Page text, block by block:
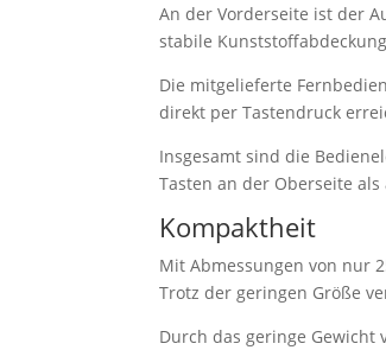
An der Vorderseite ist der
stabile
Die mitgelieferte
direkt per Tastendruck
Insgesamt sind die
Tasten an der Oberseite
Kompaktheit
Mit Abmessungen von nur
Trotz der geringen Größe
Durch das geringe Gewicht